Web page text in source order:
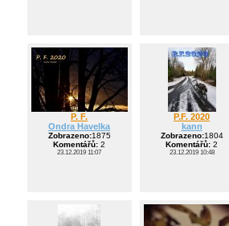
P. F.
Ondra Havelka
Zobrazeno:1875
Komentářů: 2
23.12.2019 11:07
P.F. 2020
kann
Zobrazeno:1804
Komentářů: 2
23.12.2019 10:48